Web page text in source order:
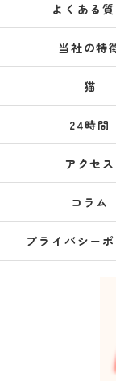
よくある
当社の特
猫
24時間
アクセス
コラム
プライバシー